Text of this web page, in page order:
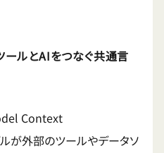
ールとAIをつなぐ共通言
Context
が外部のツールやデータソ